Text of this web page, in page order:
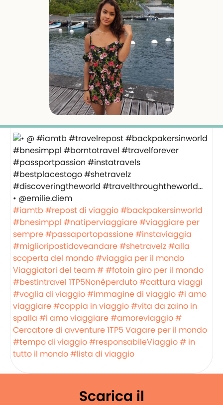
• @emilie.diem
#iamtb #repost di viaggio#backpakersinworld
#bnesimppl #natiperviaggiare#viaggiare per
sempre#passaportopassione#instaviaggia
#miglioripostidoveandare#shetravelz#alla
scoperta del mondo#viaggia per il mondo
Viaggiatori del team ##fotoin giro per il mondo
#bestintravel 1TP5Nonèperduto#cattura viaggi
#voglia di viaggio#immagine di viaggio#i amo
viaggiare#coppia in viaggio#vita da zaino in
spalla #i amo viaggiare#amoreviaggio#
Cercatore di avventure1TP5 Vagare per il mondo
#tempo di viaggio#responsabileViaggio# in
tutto il mondo#lista di viaggio
Scarica il